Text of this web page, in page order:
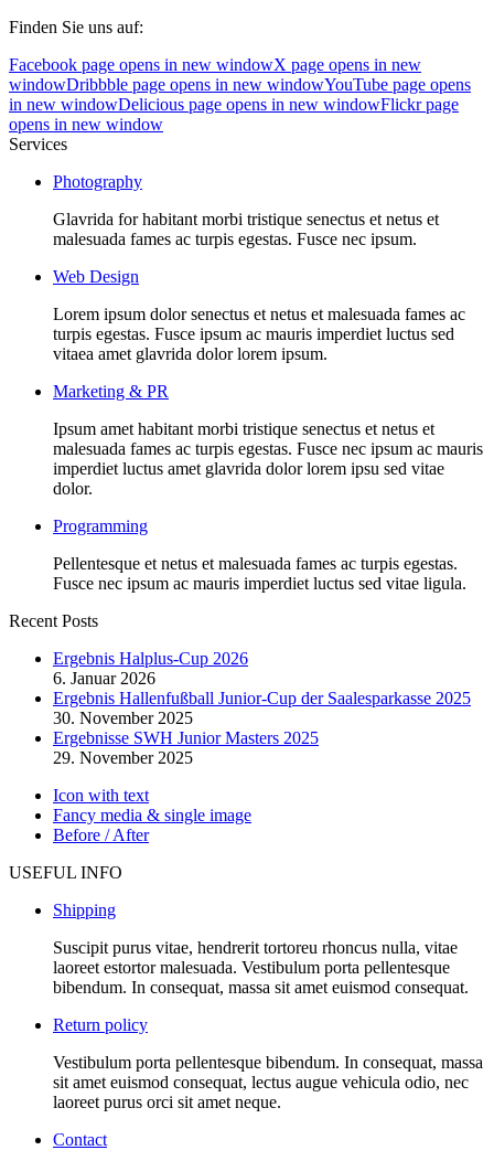
Finden Sie uns auf:
Facebook page opens in new windowX page opens in new
windowDribbble page opens in new windowYouTube page opens
in new windowDelicious page opens in new windowFlickr page
opens in new window
Services
Photography
Glavrida for habitant morbi tristique senectus et netus et
malesuada fames ac turpis egestas. Fusce nec ipsum.
Web Design
Lorem ipsum dolor senectus et netus et malesuada fames ac
turpis egestas. Fusce ipsum ac mauris imperdiet luctus sed
vitaea amet glavrida dolor lorem ipsum.
Marketing & PR
Ipsum amet habitant morbi tristique senectus et netus et
malesuada fames ac turpis egestas. Fusce nec ipsum ac mauris
imperdiet luctus amet glavrida dolor lorem ipsu sed vitae
dolor.
Programming
Pellentesque et netus et malesuada fames ac turpis egestas.
Fusce nec ipsum ac mauris imperdiet luctus sed vitae ligula.
Recent Posts
Ergebnis Halplus-Cup 2026
6. Januar 2026
Ergebnis Hallenfußball Junior-Cup der Saalesparkasse 2025
30. November 2025
Ergebnisse SWH Junior Masters 2025
29. November 2025
Icon with text
Fancy media & single image
Before / After
USEFUL INFO
Shipping
Suscipit purus vitae, hendrerit tortoreu rhoncus nulla, vitae
laoreet estortor malesuada. Vestibulum porta pellentesque
bibendum. In consequat, massa sit amet euismod consequat.
Return policy
Vestibulum porta pellentesque bibendum. In consequat, massa
sit amet euismod consequat, lectus augue vehicula odio, nec
laoreet purus orci sit amet neque.
Contact